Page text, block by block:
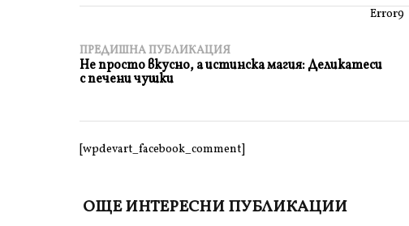
Error9
ПРЕДИШНА ПУБЛИКАЦИЯ
Не просто вкусно, а истинска магия: Деликатеси
с печени чушки
[wpdevart_facebook_comment]
ОЩЕ ИНТЕРЕСНИ ПУБЛИКАЦИИ